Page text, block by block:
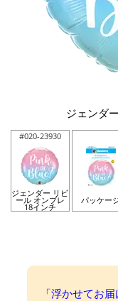
ジェンダ
#020-23930
ジェンダー リビ
ール オンブレ
18インチ
パッケー
「浮かせてお